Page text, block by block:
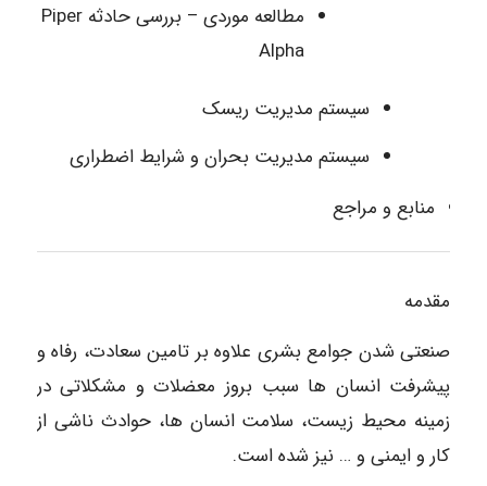
مطالعه موردی – بررسی حادثه Piper
Alpha
سیستم مدیریت ریسک
سیستم مدیریت بحران و شرایط اضطراری
منابع و مراجع
مقدمه
صنعتی شدن جوامع بشری علاوه بر تامین سعادت، رفاه و
پیشرفت انسان ها سبب بروز معضلات و مشکلاتی در
زمینه محیط زیست، سلامت انسان ها، حوادث ناشی از
کار و ایمنی و … نیز شده است.